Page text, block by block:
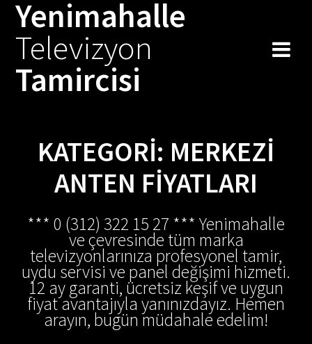
Skip
to
Yenimahalle
Televizyon
Tamircisi
KATEGORI: MERKEZI
ANTEN FIYATLARI
*** 0 (312) 322 15 27 *** Yenimahalle
ve çevresinde tüm marka
televizyonlarınıza profesyonel tamir,
uydu servisi ve panel değişimi hizmeti.
12 ay garanti, ücretsiz keşif ve uygun
fiyat avantajıyla yanınızdayız. Hemen
arayın, bugün müdahale edelim!